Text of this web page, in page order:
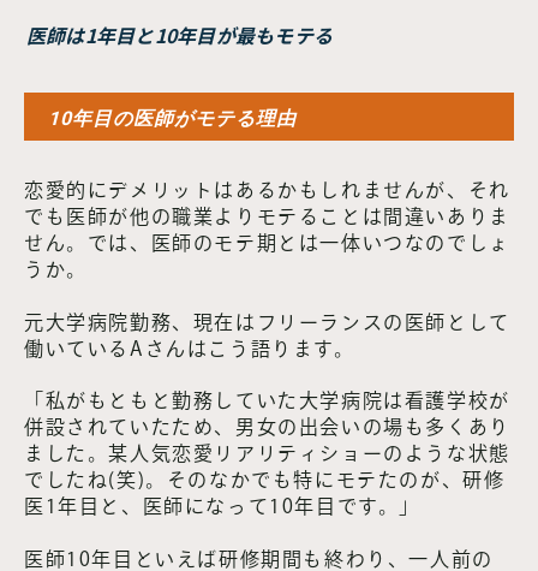
医師は1年目と10年目が最もモテる
10年目の医師がモテる理由
恋愛的にデメリットはあるかもしれませんが、それ
でも医師が他の職業よりモテることは間違いありま
せん。では、医師のモテ期とは一体いつなのでしょ
うか。
元大学病院勤務、現在はフリーランスの医師として
働いているAさんはこう語ります。
「私がもともと勤務していた大学病院は看護学校が
併設されていたため、男女の出会いの場も多くあり
ました。某人気恋愛リアリティショーのような状態
でしたね(笑)。そのなかでも特にモテたのが、研修
医1年目と、医師になって10年目です。」
医師10年目といえば研修期間も終わり、一人前の